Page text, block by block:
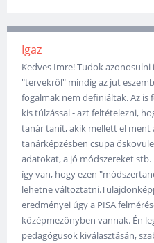
Igaz
Kedves Imre! Tudok
"tervekről" mindig az jut
fogalmak nem definiáltak. Az is
kis túlzással - azt feltételezni,
tanár tanít, akik mellett el ment
tanárképzésben csupa
adatokat, a jó módszereket stb.
így van, hogy ezen
lehetne
eredményei úgy a PISA
középmezőnyben vannak. Én
pedagógusok kiválasztásán,